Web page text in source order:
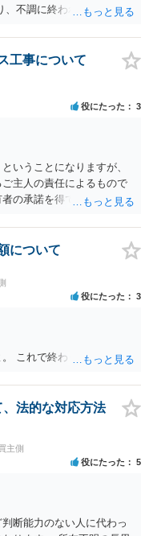
、不調に終われば訴訟で解
得のできる解決というの
を踏まえた上で初めて実現
ただけますでしょうか。
んが、資料の一部を相手
認を働かせることに繋が
とは別の問題です）。 裁
える心証も考慮する必要
ば、証拠の出し方より
のであるのか、争点とどの
め、上記はあくまで個別
き、本件でどのように対
工事について
役にたった 3
いうことになりますが、
主人の責任によるもので
の承諾を得ていなかった
ではありません。つまり
ければならない義務はあり
について
役にたった 3
これで終わります。
法的な対応方法
主側
役にたった 5
断能力のない人に代わっ